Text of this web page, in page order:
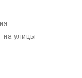
на улицы